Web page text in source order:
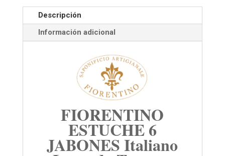
Descripción
Información adicional
FIORENTINO
ESTUCHE 6
JABONES Italiano